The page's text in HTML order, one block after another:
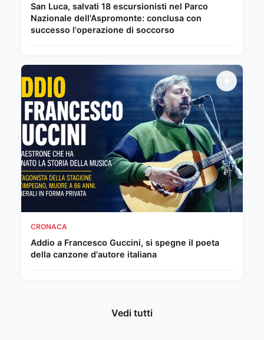
San Luca, salvati 18 escursionisti nel Parco
Nazionale dell'Aspromonte: conclusa con
successo l'operazione di soccorso
CRONACA
Addio a Francesco Guccini, si spegne il poeta
della canzone d'autore italiana
Vedi tutti